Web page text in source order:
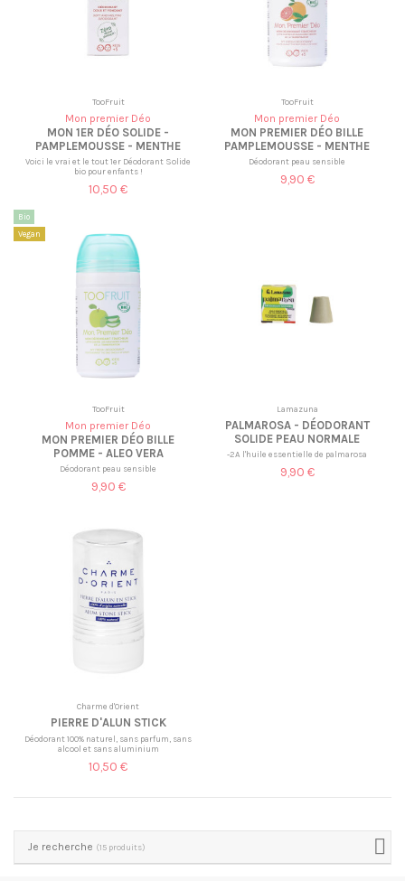
TooFruit
Mon premier Déo
MON 1ER DÉO SOLIDE -
PAMPLEMOUSSE - MENTHE
Voici le vrai et le tout 1er Déodorant Solide
bio pour enfants !
10,50 €
TooFruit
Mon premier Déo
MON PREMIER DÉO BILLE
PAMPLEMOUSSE - MENTHE
Déodorant peau sensible
9,90 €
Bio
Vegan
TooFruit
Mon premier Déo
MON PREMIER DÉO BILLE
POMME - ALEO VERA
Déodorant peau sensible
9,90 €
Lamazuna
PALMAROSA - DÉODORANT
SOLIDE PEAU NORMALE
-2A l'huile essentielle de palmarosa
9,90 €
Charme d'Orient
PIERRE D'ALUN STICK
Déodorant 100% naturel, sans parfum, sans
alcool et sans aluminium
10,50 €
Je recherche (15 produits)